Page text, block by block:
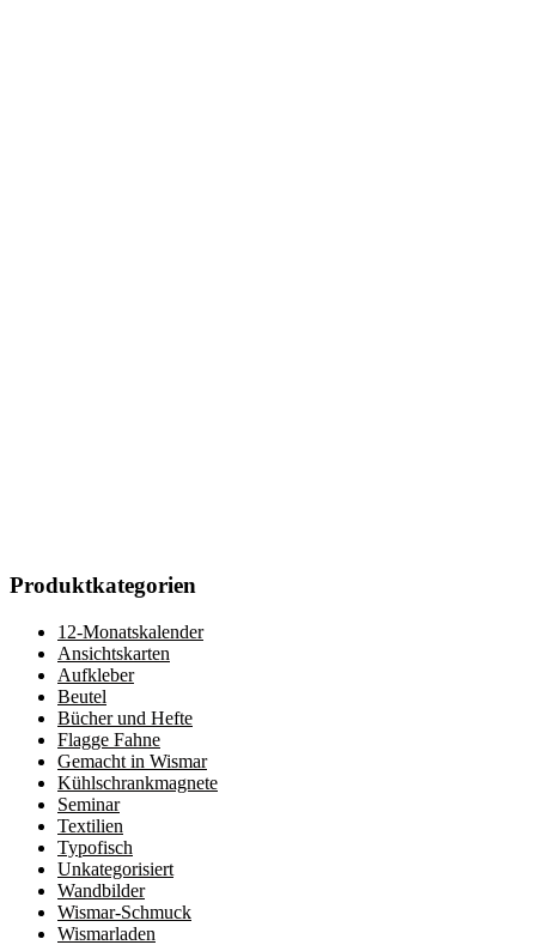
Produktkategorien
12-Monatskalender
Ansichtskarten
Aufkleber
Beutel
Bücher und Hefte
Flagge Fahne
Gemacht in Wismar
Kühlschrankmagnete
Seminar
Textilien
Typofisch
Unkategorisiert
Wandbilder
Wismar-Schmuck
Wismarladen